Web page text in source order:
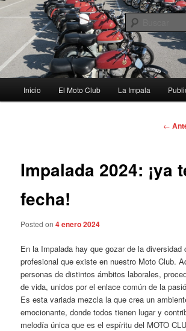
Ir
al
contenido
principalMoto Club Impala
principal
Inicio El Moto Club La Impala
←
Impalada 2024: ¡ya
fecha!
Posted on4 enero 2024
En la Impalada hay que gozar de la diversidad
profesional que existe en nuestro Moto Club.
personas de distintos ámbitos laborales,
de vida, unidos por el enlace común de la
Es esta variada mezcla la que crea un
emocionante, donde todos tienen lugar y
melodía única que es el espíritu del MOTO